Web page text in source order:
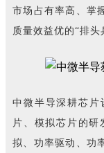
市场占有率高、掌
质量效益优的“排头
中微半导深耕芯片
片、模拟芯片的研
拟、功率驱动、功